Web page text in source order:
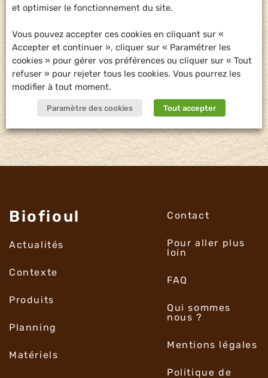
POUR ALLER
PLUS LOIN
DEMANDE
D'INFORMATIONS
Biofioul
Actualités
Contexte
Produits
Planning
Matériels
Contact
Pour aller plus
loin
FAQ
Qui sommes
nous ?
Mentions légales
Politique de
et optimiser le fonctionnement du site.
Vous pouvez accepter ces cookies en cliquant sur «
Accepter et continuer », cliquer sur « Paramétrer les
cookies » pour gérer vos préférences ou cliquer sur « Tout
refuser » pour rejeter tous les cookies. Vous pourrez les
modifier à tout moment.
Paramètre des cookies Tout accepter